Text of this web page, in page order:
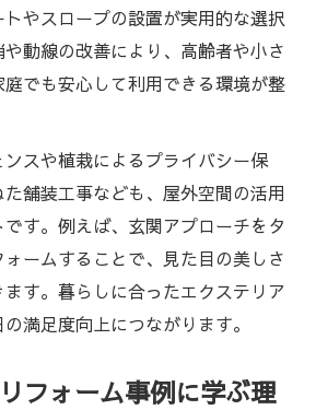
やスロープの設置が実用的な選択
動線の改善により、高齢者や小さ
でも安心して利用できる環境が整
スや植栽によるプライバシー保
舗装工事なども、屋外空間の活用
す。例えば、玄関アプローチをタ
ームすることで、見た目の美しさ
す。暮らしに合ったエクステリア
満足度向上につながります。
フォーム事例に学ぶ理